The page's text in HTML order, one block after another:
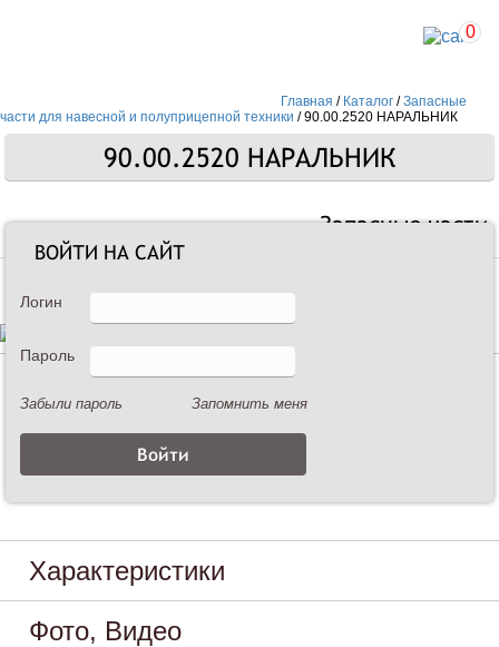
0
Главная / Каталог /Запасные
части для навесной и полуприцепной техники /90.00.2520 НАРАЛЬНИК
90.00.2520 НАРАЛЬНИК
Запасные части
Описание
90.00.2520 НАРАЛЬНИК
Характеристики
Фото, Видео
ВОЙТИ НА САЙТ
Логин
Пароль
Забыли пароль Запомнить меня